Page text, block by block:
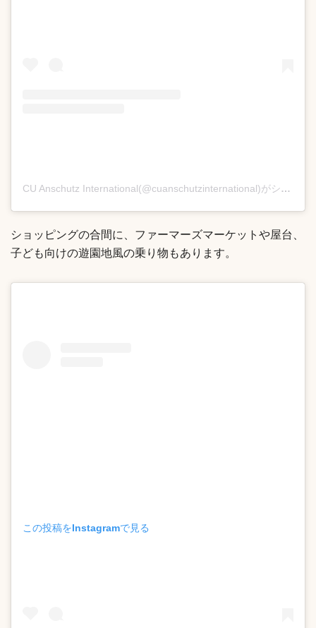
CU Anschutz International(@cuanschutzinternational)がシェアした投稿
ショッピングの合間に、ファーマーズマーケットや屋台、
子ども向けの遊園地風の乗り物もあります。
この投稿をInstagramで見る